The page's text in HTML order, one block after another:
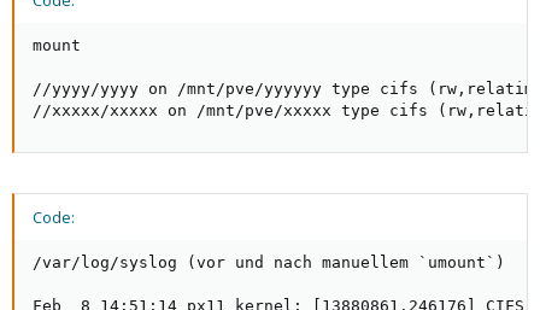
mount
//yyyy/yyyy on /mnt/pve/yyyyyy type cifs
//xxxxx/xxxxx on /mnt/pve/xxxxx type cifs
Code:
/var/log/syslog (vor und nach manuellem `umount`)
Feb  8 14:51:14 px11 kernel: [13880861.246176] CIFS: